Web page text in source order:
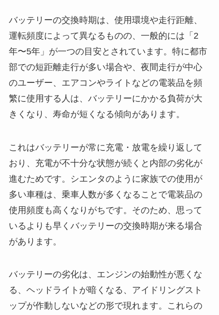
バッテリーの交換時期は、使用環境や走行距離、
運転頻度によって異なるものの、一般的には「2
年〜5年」が一つの目安とされています。特に都市
部での短距離走行が多い場合や、夜間走行が中心
のユーザー、エアコンやライトなどの電装品を頻
繁に使用する人は、バッテリーにかかる負荷が大
きくなり、寿命が短くなる傾向があります。
これはバッテリーが常に充電・放電を繰り返して
おり、充電が不十分な状態が続くと内部の劣化が
進むためです。シエンタのように家族での使用が
多い車種は、乗車人数が多くなることで電装品の
使用頻度も高くなりがちです。そのため、思って
いるよりも早くバッテリーの交換時期が来る場合
があります。
バッテリーの劣化は、エンジンの始動性が悪くな
る、ヘッドライトが暗くなる、アイドリングスト
ップが作動しないなどの形で現れます。これらの